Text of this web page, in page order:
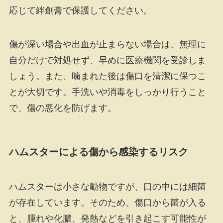
応じて絆創膏で保護してください。
傷が深い場合や出血が止まらない場合は、無理に
自分だけで対処せず、早めに医療機関を受診しま
しょう。また、噛まれた後は傷口を清潔に保つこ
とが大切です。手洗いや消毒をしっかり行うこと
で、傷の悪化を防げます。
ハムスターによる傷から感染するリスク
ハムスターは小さな動物ですが、口の中には細菌
が存在しています。そのため、傷口から菌が入る
と、腫れや化膿、発熱などを引き起こす可能性が